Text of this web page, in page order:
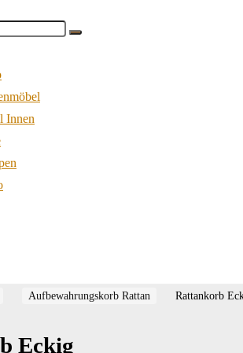
Innen
Aufbewahrungskorb Rattan Rattankorb
Eckig